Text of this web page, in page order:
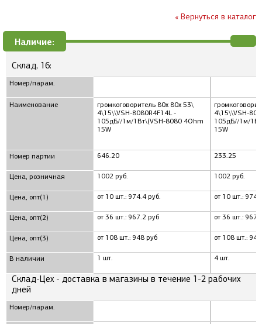
« Вернуться в каталог
Наличие:
Склад, 16:
Номер/парам.
Наименование
Номер партии
Цена, розничная
Цена, опт(1)
Цена, опт(2)
Цена, опт(3)
В наличии
громкоговоритель 80x 80x 53\
4\15\\VSH-8080R4F14L -
105дБ//1м/1Вт\(VSH-8080 4Ohm
15W
646.20
1002 руб.
от 10 шт.: 974.4 руб.
от 36 шт.: 967.2 руб
от 108 шт.: 948 руб
1 шт.
4\15\\VSH-
105дБ//1м/
15W
233.25
1002 руб.
от 10 шт.:
от 36 шт.:
от 108 шт.:
4 шт.
Склад-Цех - доставка в магазины в течение 1-2 рабочих
дней
Номер/парам.